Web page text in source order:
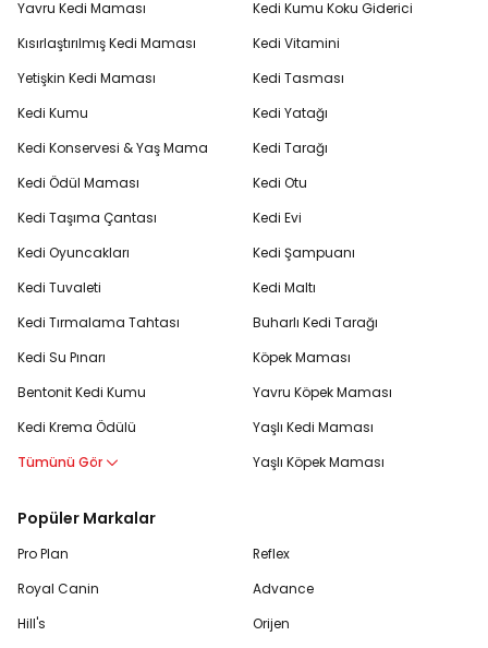
Yavru Kedi Maması
Kısırlaştırılmış Kedi Maması
Yetişkin Kedi Maması
Kedi Kumu
Kedi Konservesi & Yaş Mama
Kedi Ödül Maması
Kedi Taşıma Çantası
Kedi Oyuncakları
Kedi Tuvaleti
Kedi Tırmalama Tahtası
Kedi Su Pınarı
Bentonit Kedi Kumu
Kedi Krema Ödülü
Tümünü Gör
Kedi Kumu Koku Giderici
Kedi Vitamini
Kedi Tasması
Kedi Yatağı
Kedi Tarağı
Kedi Otu
Kedi Evi
Kedi Şampuanı
Kedi Maltı
Buharlı Kedi Tarağı
Köpek Maması
Yavru Köpek Maması
Yaşlı Kedi Maması
Yaşlı Köpek Maması
Popüler Markalar
Pro Plan
Royal Canin
Hill's
Reflex
Advance
Orijen